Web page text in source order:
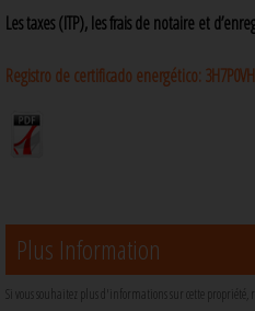
Les taxes (ITP), les frais de notaire et
Registro de certificado energético:
Plus Information
Si vous souhaitez plus d'informations sur cette propriété,